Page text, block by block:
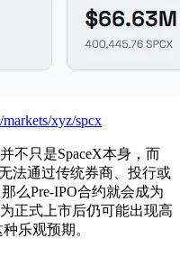
xyz/spcx
不只是SpaceX本身，而
法通过传统券商、投行或
么Pre-IPO合约就会成为
正式上市后仍可能出现高
乐观预期。